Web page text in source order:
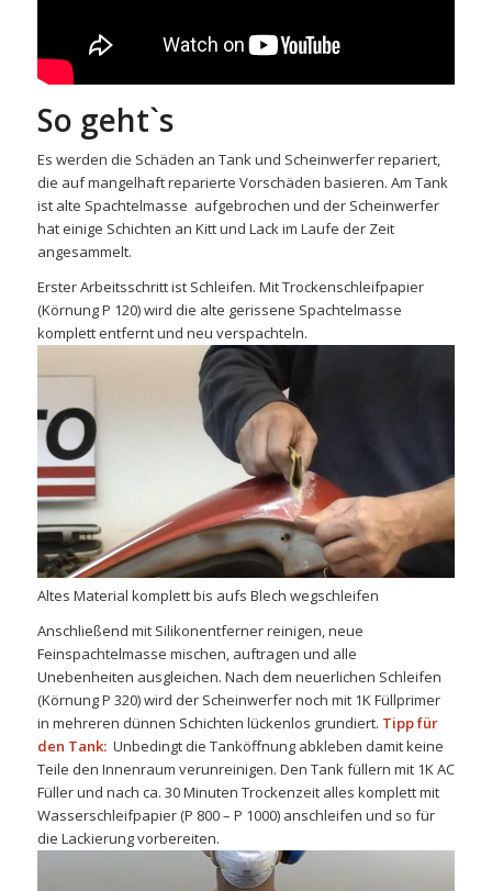
So geht`s
Es werden die Schäden an Tank und Scheinwerfer repariert,
die auf mangelhaft reparierte Vorschäden basieren. Am Tank
ist alte Spachtelmasse aufgebrochen und der Scheinwerfer
hat einige Schichten an Kitt und Lack im Laufe der Zeit
angesammelt.
Erster Arbeitsschritt ist Schleifen. Mit Trockenschleifpapier
(Körnung P 120) wird die alte gerissene Spachtelmasse
komplett entfernt und neu verspachteln.
Altes Material komplett bis aufs Blech wegschleifen
Anschließend mit Silikonentferner reinigen, neue
Feinspachtelmasse mischen, auftragen und alle
Unebenheiten ausgleichen. Nach dem neuerlichen Schleifen
(Körnung P 320) wird der Scheinwerfer noch mit 1K Füllprimer
in mehreren dünnen Schichten lückenlos grundiert. Tipp für
den Tank:Unbedingt die Tanköffnung abkleben damit keine
Teile den Innenraum verunreinigen. Den Tank füllern mit 1K AC
Füller und nach ca. 30 Minuten Trockenzeit alles komplett mit
Wasserschleifpapier (P 800 – P 1000) anschleifen und so für
die Lackierung vorbereiten.